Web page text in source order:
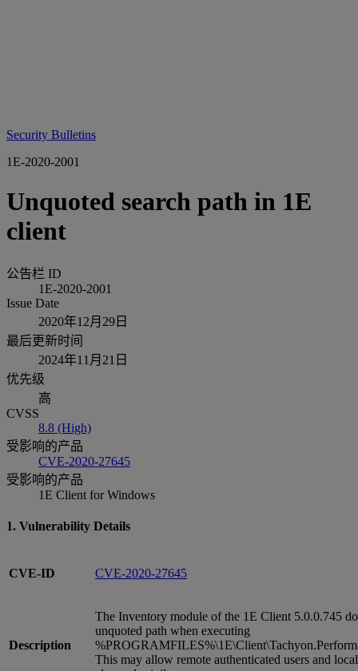
Security Bulletins
1E-2020-2001
Unquoted search path in 1E
client
公告栏 ID
1E-2020-2001
Issue Date
2020年12月29日
最后更新时间
2024年11月21日
优先级
高
CVSS
8.8 (High)
受影响的产品
CVE-2020-27645
受影响的产品
1E Client for Windows
1. Vulnerability Details
CVE-ID CVE-2020-27645
Description
The Inventory module of the 1E Client 5.0.0.745
unquoted path when executing
This may allow remote authenticated users and